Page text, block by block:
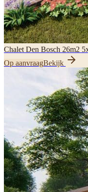
Chalet Den Bosch 26m2
Op aanvraagBekijk